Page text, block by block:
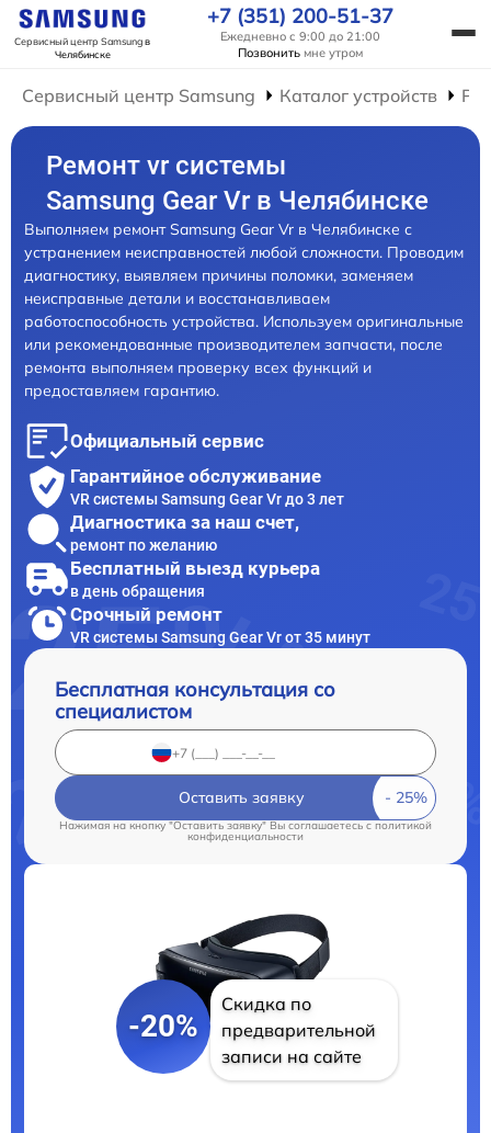
Сервисный центр Samsungв
Челябинске
+7 (351) 200-51-37
Ежедневно с 9:00 до 21:00
Позвонить мне утром
Сервисный центр Samsung Каталог устройств
Ремонт vr системы
Samsung Gear Vr в Челябинске
Выполняем ремонт Samsung Gear Vr в Челябинске с
устранением неисправностей любой сложности. Проводим
диагностику, выявляем причины поломки, заменяем
неисправные детали и восстанавливаем
работоспособность устройства. Используем оригинальные
или рекомендованные производителем запчасти, после
ремонта выполняем проверку всех функций и
предоставляем гарантию.
Официальный сервис
Гарантийное обслуживание
VR системы Samsung Gear Vr до 3 лет
Диагностика за наш счет,
ремонт по желанию
Бесплатный выезд курьера
в день обращения
Срочный ремонт
VR системы Samsung Gear Vr от 35 минут
Бесплатная консультация со
специалистом
Оставить заявку
Нажимая на кнопку "Оставить заявку" Вы соглашаетесь c политикой
конфиденциальности
-20%
Скидка по
предварительной
записи на сайте